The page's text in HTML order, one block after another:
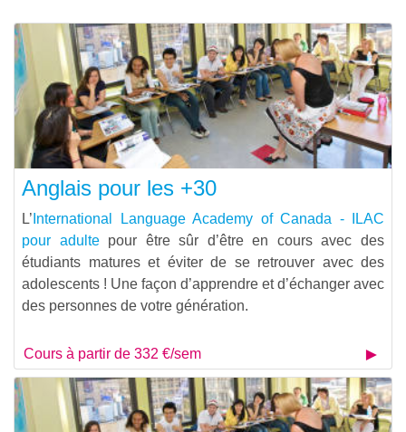
Anglais pour les +30
L’ International Language Academy of Canada - ILAC
pour adultepour être sûr d’être en cours avec des
étudiants matures et éviter de se retrouver avec des
adolescents ! Une façon d’apprendre et d’échanger avec
des personnes de votre génération.
Cours à partir de 332 €/sem